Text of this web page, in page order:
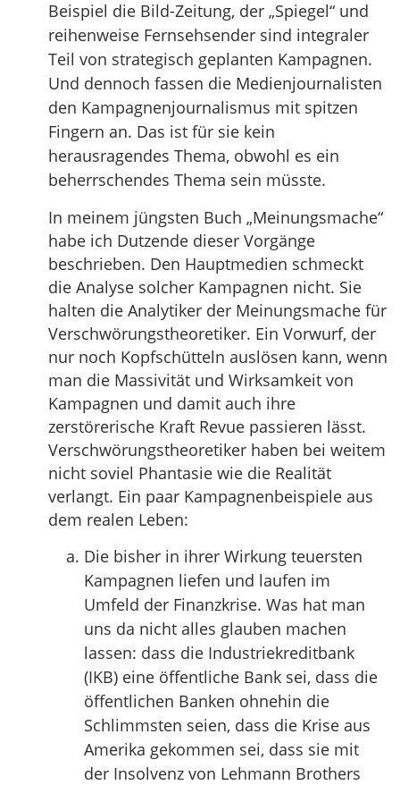
Beispiel die Bild-Zeitung, der „Spiegel“ und
reihenweise Fernsehsender sind integraler
Teil von strategisch geplanten Kampagnen.
Und dennoch fassen die Medienjournalisten
den Kampagnenjournalismus mit spitzen
Fingern an. Das ist für sie kein
herausragendes Thema, obwohl es ein
beherrschendes Thema sein müsste.
In meinem jüngsten Buch „Meinungsmache“
habe ich Dutzende dieser Vorgänge
beschrieben. Den Hauptmedien schmeckt
die Analyse solcher Kampagnen nicht. Sie
halten die Analytiker der Meinungsmache für
Verschwörungstheoretiker. Ein Vorwurf, der
nur noch Kopfschütteln auslösen kann, wenn
man die Massivität und Wirksamkeit von
Kampagnen und damit auch ihre
zerstörerische Kraft Revue passieren lässt.
Verschwörungstheoretiker haben bei weitem
nicht soviel Phantasie wie die Realität
verlangt. Ein paar Kampagnenbeispiele aus
dem realen Leben:
Die bisher in ihrer Wirkung teuersten
Kampagnen liefen und laufen im
Umfeld der Finanzkrise. Was hat man
uns da nicht alles glauben machen
lassen: dass die Industriekreditbank
(IKB) eine öffentliche Bank sei, dass die
öffentlichen Banken ohnehin die
Schlimmsten seien, dass die Krise aus
Amerika gekommen sei, dass sie mit
der Insolvenz von Lehmann Brothers